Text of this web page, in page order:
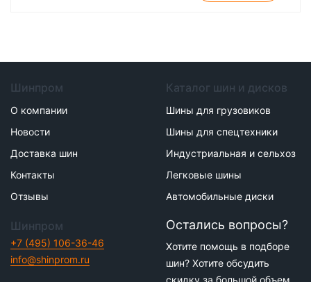
Шинпром
О компании
Новости
Доставка шин
Контакты
Отзывы
Каталог шин и дисков
Шины для грузовиков
Шины для спецтехники
Индустриальная и сельхоз
Легковые шины
Автомобильные диски
Шинпром
+7 (495) 106-36-46
info@shinprom.ru
Остались вопросы?
Хотите помощь в подборе
шин? Хотите обсудить
скидку за большой объем